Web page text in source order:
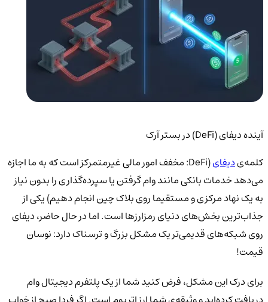
آینده دیفای (DeFi) در بستر آرک
کلمه‌یدیفای
(DeFi: مخفف امور مالی غیرمتمرکز است که به ما اجازه
می‌دهد خدمات بانکی مانند وام گرفتن یا سپرده‌گذاری را بدون نیاز
به یک نهاد مرکزی و مستقیما روی بلاک چین انجام دهیم) یکی از
جذاب‌ترین بخش‌های دنیای رمزارزها است. اما در حال حاضر، دیفای
روی شبکه‌های قدیمی‌تر یک مشکل بزرگ و ترسناک دارد: نوسان
قیمت!
برای درک این مشکل، فرض کنید شما از یک پلتفرم دیجیتال وام